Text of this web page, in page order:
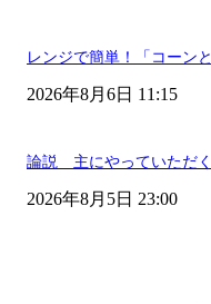
レンジで簡単！「コーン
2026年8月6日 11:15
論説 主にやっていただく
2026年8月5日 23:00